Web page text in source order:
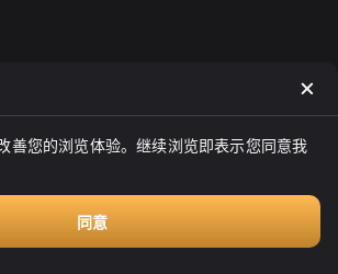
善您的浏览体验。继续浏览即表示您同意我
同意